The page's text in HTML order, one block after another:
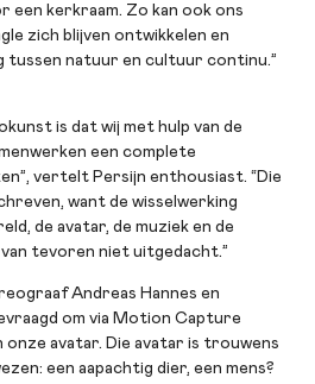
een kerkraam. Zo kan ook ons
zich blijven ontwikkelen en
tussen natuur en cultuur continu.”
is dat wij met hulp van de
een complete
vertelt Persijn enthousiast. “Die
want de wisselwerking
de avatar, de muziek en de
tevoren niet uitgedacht.”
Andreas Hannes en
om via Motion Capture
onze avatar. Die avatar is trouwens
een aapachtig dier, een mens?